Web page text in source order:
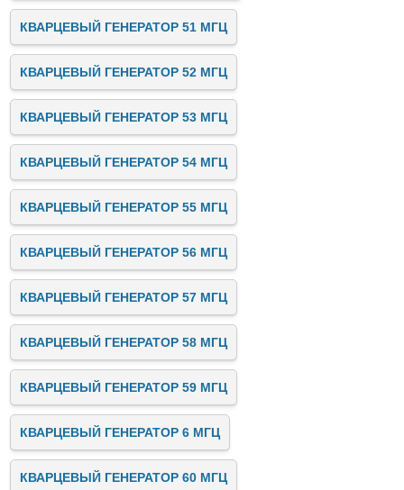
КВАРЦЕВЫЙ ГЕНЕРАТОР 51 МГЦ
КВАРЦЕВЫЙ ГЕНЕРАТОР 52 МГЦ
КВАРЦЕВЫЙ ГЕНЕРАТОР 53 МГЦ
КВАРЦЕВЫЙ ГЕНЕРАТОР 54 МГЦ
КВАРЦЕВЫЙ ГЕНЕРАТОР 55 МГЦ
КВАРЦЕВЫЙ ГЕНЕРАТОР 56 МГЦ
КВАРЦЕВЫЙ ГЕНЕРАТОР 57 МГЦ
КВАРЦЕВЫЙ ГЕНЕРАТОР 58 МГЦ
КВАРЦЕВЫЙ ГЕНЕРАТОР 59 МГЦ
КВАРЦЕВЫЙ ГЕНЕРАТОР 6 МГЦ
КВАРЦЕВЫЙ ГЕНЕРАТОР 60 МГЦ